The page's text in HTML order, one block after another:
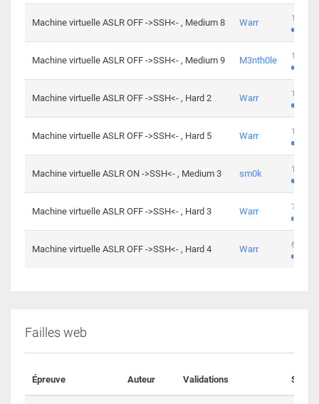
Machine virtuelle ASLR OFF ->SSH<- , Medium 8 Warr 112
Machine virtuelle ASLR OFF ->SSH<- , Medium 9 M3nth0le 100
Machine virtuelle ASLR OFF ->SSH<- , Hard 2 Warr 176
Machine virtuelle ASLR OFF ->SSH<- , Hard 5 Warr 115
Machine virtuelle ASLR ON ->SSH<- , Medium 3 sm0k 115
Machine virtuelle ASLR OFF ->SSH<- , Hard 3 Warr 76
Machine virtuelle ASLR OFF ->SSH<- , Hard 4 Warr 63
Failles web
Épreuve Auteur Validations